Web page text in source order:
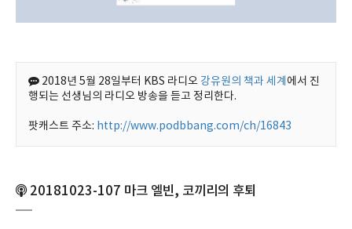
2018년 5월 28일부터 KBS 라디오강유원의 책과 세계 에서 진
행되는 선생님의 라디오 방송을 듣고 정리한다.
팟캐스트 주소: http://www.podbbang.com/ch/16843
20181023-107 마크 엘빈, 코끼리의 후퇴